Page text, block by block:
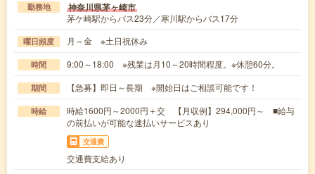
勤務地 神奈川県茅ヶ崎市
茅ケ崎駅からバス23分／寒川駅からバス17分
曜日頻度 月～金 ※土日祝休み
時間 9:00～18:00 ※残業は月10～20時間程度。※休憩60分。
期間 【急募】即日～長期 ※開始日はご相談可能です！
時給
時給1600円～2000円＋交 【月収例】294,000円～ ■給与
の前払いが可能な速払いサービスあり
交通費
交通費支給あり